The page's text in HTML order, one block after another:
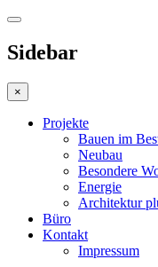
Sidebar
×
Projekte
Bauen im
Neubau
Besondere
Energie
Architektur
Büro
Kontakt
Impressum